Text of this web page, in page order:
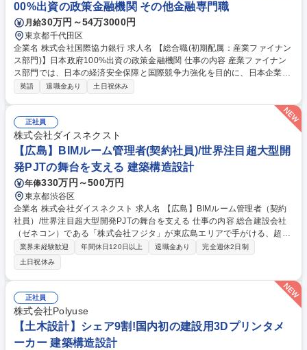
00%出資の政策金融機関 その他金融専門職
月給30万円～54万3000円
東京都千代田区
企業名 株式会社国際協力銀行 求人名 【総合職(初期配属：産業ファイナン
ス部門)】日本政府100%出資の政策金融機関 仕事の内容 産業ファイナン
ス部門では、日本の経済安全保障と国際競争力強化を目的に、日本企業に
よるグローバルなサプライチェーン強靱化や、先端技術取得に関わる海外
支援していただきます。対象は製造業、インフラ、次世代エネルギー、半
導体、先端素材、EV関連など多岐にわたり、単なる金融支援にとどまら
ず、政府・企業・グローバル市場をつなぐ産業戦略の一翼を担う重要なポ
ジションです。高リスク案件への果敢な支援も含め、JBICならではの政策
金融機能を活かしたスキーム設計・実行に携わることで、日本の産業未来
に貢献するダイナミックな経験が得られます。 募集職種 【総合職(初期配
属：産業ファイナンス部門)】日本政府100%出資の政策金融機関
英語 退職金あり 土日祝休み
正社員
株式会社ダイスネクスト
【広島】BIMルーム管理者(契約社員)/世界注目超大型開
発PJTの舞台を支える 建築構造設計
年俸330万円～500万円
東京都渋谷区
企業名 株式会社ダイスネクスト 求人名 【広島】BIMルーム管理者（契約
社員）/世界注目超大型開発PJTの舞台を支える 仕事の内容 総合建設会社
（ゼネコン）である「株式会社フジタ」が東広島エリアで手がける、超大
型建築プロジェクトにおいて、BIMルーム（最先端の3Dモデルを用いて打
ち合わせを行う特設会議室）の管理者としてご活躍いただき ます。 BIMル
ームの運営・環境づくり：現場の技術者や協力会社がBIMモデルを見なが
ら打ち合わせを行う会議室（BIMルーム）の維持・管理を行います。 ・会
議システムや、3Dモデルを投影する大型モニター等の各種機器の操作・
接続サポート ・会議で使用するBIMデータ・資料の事前準備、および会議
後のデータ保存・管理 ・BIMルーム全体のスケジュール管理（会議の予約
受付や調整） 募集職種 【広島】BIMルーム管理者（契約社員）/世界注目
超大型開発PJTの舞台を支える
業界未経験歓迎 年間休日120日以上 退職金あり
完全週休2日制
土日祝休み
正社員
株式会社Polyuse
【土木設計】シェア9割!国内初の建設用3Dプリンタメ
ーカー 建築構造設計